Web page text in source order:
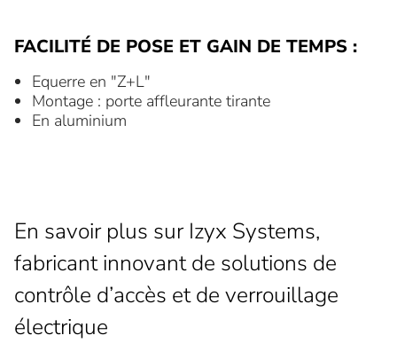
FACILITÉ DE POSE ET GAIN DE TEMPS :
Equerre en "Z+L"
Montage : porte affleurante tirante
En aluminium
En savoir plus sur Izyx Systems,
fabricant innovant de solutions de
contrôle d’accès et de verrouillage
électrique